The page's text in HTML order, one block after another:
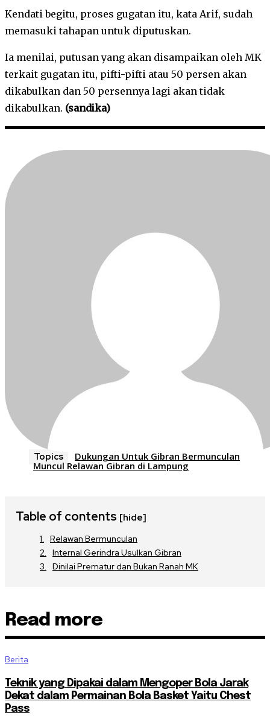
Kendati begitu, proses gugatan itu, kata Arif, sudah
memasuki tahapan untuk diputuskan.
Ia menilai, putusan yang akan disampaikan oleh MK
terkait gugatan itu, pifti-pifti atau 50 persen akan
dikabulkan dan 50 persennya lagi akan tidak
dikabulkan. (sandika)
Topics
Dukungan Untuk Gibran Bermunculan
Muncul Relawan Gibran di Lampung
Table of contents [hide]
Relawan Bermunculan
Internal Gerindra Usulkan Gibran
Dinilai Prematur dan Bukan Ranah MK
Read more
Berita
Teknik yang Dipakai dalam Mengoper Bola Jarak
Dekat dalam Permainan Bola Basket Yaitu Chest
Pass